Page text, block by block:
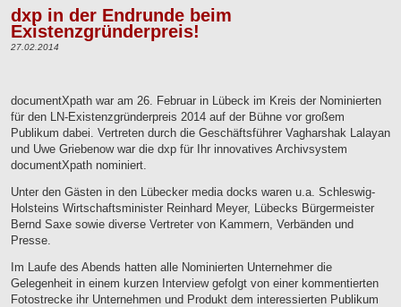
dxp in der Endrunde beim
Existenzgründerpreis!
27.02.2014
documentXpath war am 26. Februar in Lübeck im Kreis der Nominierten
für den LN-Existenzgründerpreis 2014 auf der Bühne vor großem
Publikum dabei. Vertreten durch die Geschäftsführer Vagharshak Lalayan
und Uwe Griebenow war die dxp für Ihr innovatives Archivsystem
documentXpath nominiert.
Unter den Gästen in den Lübecker media docks waren u.a. Schleswig-
Holsteins Wirtschaftsminister Reinhard Meyer, Lübecks Bürgermeister
Bernd Saxe sowie diverse Vertreter von Kammern, Verbänden und
Presse.
Im Laufe des Abends hatten alle Nominierten Unternehmer die
Gelegenheit in einem kurzen Interview gefolgt von einer kommentierten
Fotostrecke ihr Unternehmen und Produkt dem interessierten Publikum